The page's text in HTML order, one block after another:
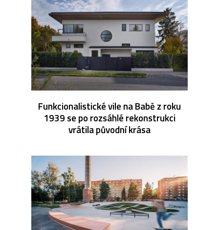
Funkcionalistické vile na Babě z roku
1939 se po rozsáhlé rekonstrukci
vrátila původní krása